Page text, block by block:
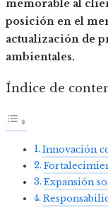
memorable al
posición en el
actualización de
ambientales.
Índice de
Innovación
Expansión